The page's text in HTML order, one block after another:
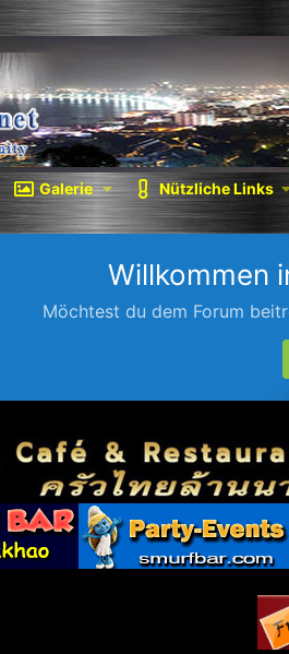
Galerie Nützliche Links
Willkommen
Möchtest du dem Forum